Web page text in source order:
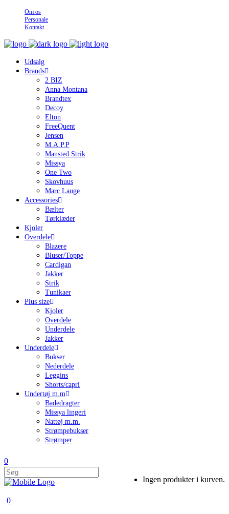
Om os
Personale
Kontakt
Udsalg
Brands
2 BIZ
Anna Montana
Brandtex
Decoy
Elton
FreeQuent
Jensen
M.A.P.P
Mansted Strik
Missya
One Two
Skovhuus
Marc Lauge
Accessories
Bælter
Tørklæder
Kjoler
Overdele
Blazere
Bluser/Toppe
Cardigan
Jakker
Strik
Tunikaer
Plus size
Kjoler
Overdele
Underdele
Jakker
Underdele
Bukser
Nederdele
Leggins
Shorts/capri
Undertøj m.m
Badedragter
Missya lingeri
Nattøj m.m.
Strømpebukser
Strømper
0
Ingen produkter i kurven.
0